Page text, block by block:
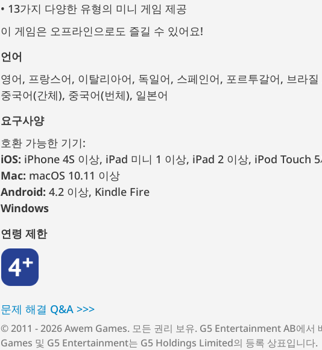
13가지 다양한 유형의 미니 게임 제공
이 게임은 오프라인으로도 즐길 수 있어요!
언어
영어, 프랑스어, 이탈리아어, 독일어, 스페인어, 포르투갈어, 브라질 포르투갈어, 러시아어, 한국어,
중국어(간체), 중국어(번체), 일본어
요구사양
호환 가능한 기기:
iOS: iPhone 4S 이상, iPad 미니 1 이상, iPad 2 이상, iPod Touch
Mac: macOS 10.11 이상
Android: 4.2 이상, Kindle Fire
Windows
연령 제한
4+
문제 해결 Q⁠&⁠A >⁠>⁠>
© 2011 - 2026 Awem Games. 모든 권리 보유. G5 Entertainment AB에
Games 및 G5 Entertainment는 G5 Holdings Limited의 등록 상표입니다.